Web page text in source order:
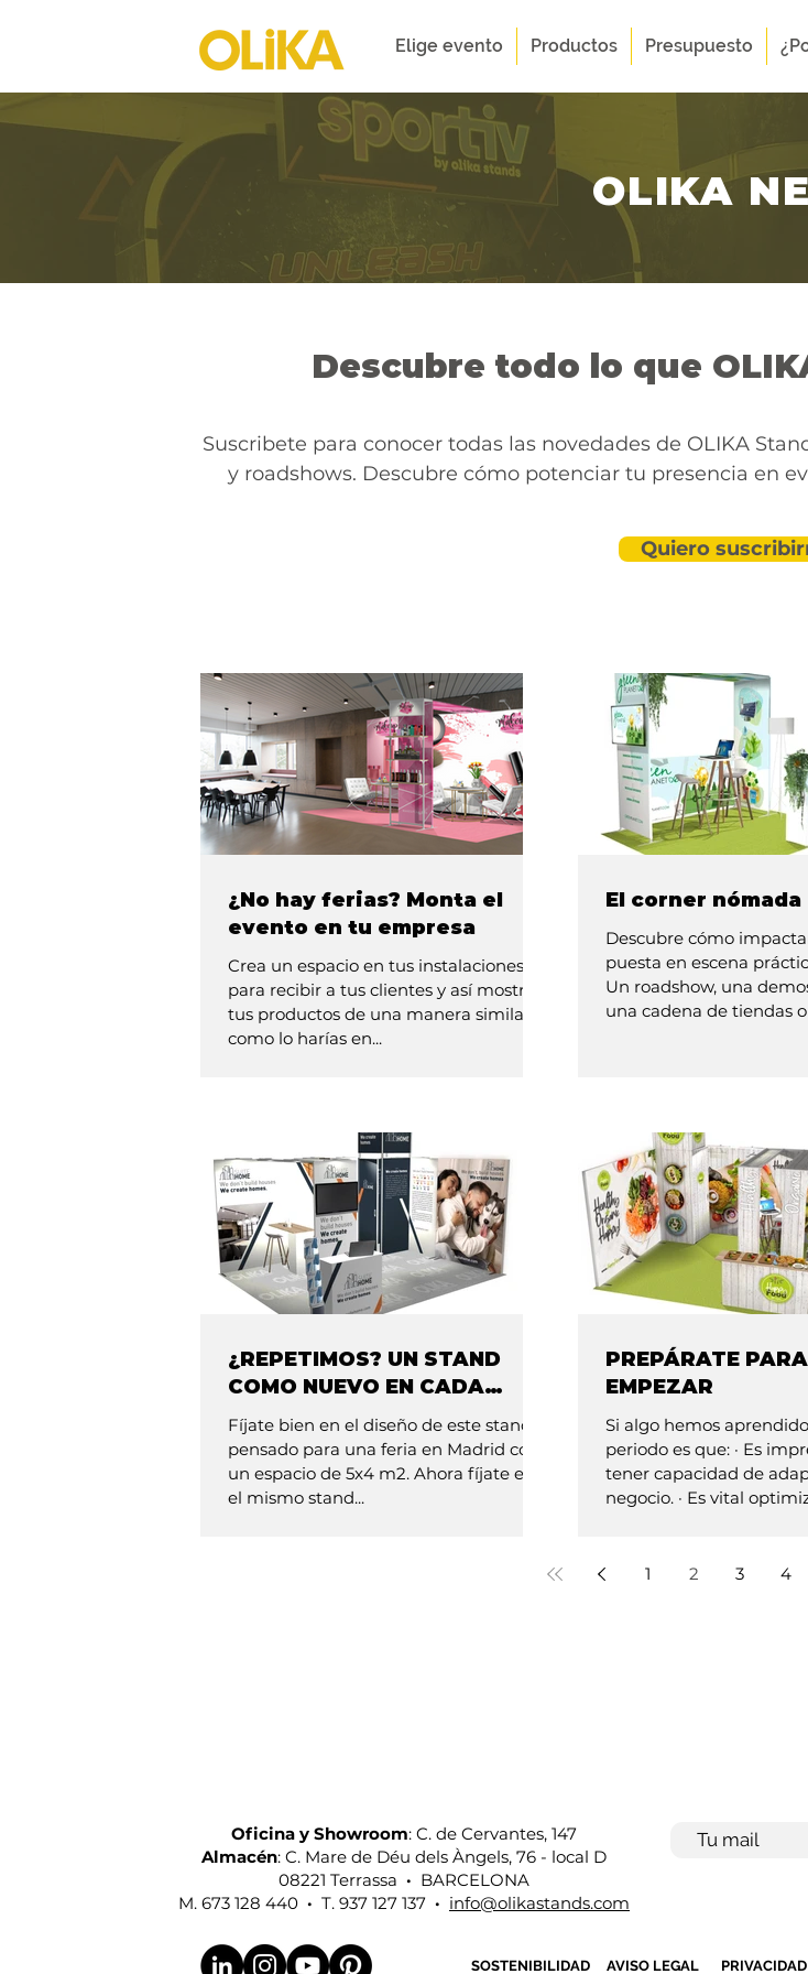
Elige evento Productos Presupuesto
OLIKA
Descubre todo lo que
Suscribete para conocer todas las novedades de OLIKA
y roadshows. Descubre cómo potenciar tu presencia en
Quiero
¿No hay ferias? Monta el
evento en tu empresa
Crea un espacio en tus instalaciones
para recibir a tus clientes y así mostrar
tus productos de una manera similar a
como lo harías en...
El corner nómada
Descubre cómo
puesta en escena
Un roadshow, una
una cadena de tiendas o
¿REPETIMOS? UN STAND
COMO NUEVO EN CADA
FERIA
Fíjate bien en el diseño de este stand
pensado para una feria en Madrid con
un espacio de 5x4 m2. Ahora fíjate en
el mismo stand...
PREPÁRATE
EMPEZAR
Si algo hemos
periodo es que: · Es
tener capacidad de
negocio. · Es vital
1 2 3 4
Oficina y Showroom: C. de Cervantes, 147
Almacén: C. Mare de Déu dels Àngels, 76 - local D
08221 Terrassa · BARCELONA
M. 673 128 440 · T. 937 127 137 · info@olikastands.com
SOSTENIBILIDAD AVISO LEGAL PRIVACIDAD